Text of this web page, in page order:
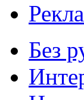
Без